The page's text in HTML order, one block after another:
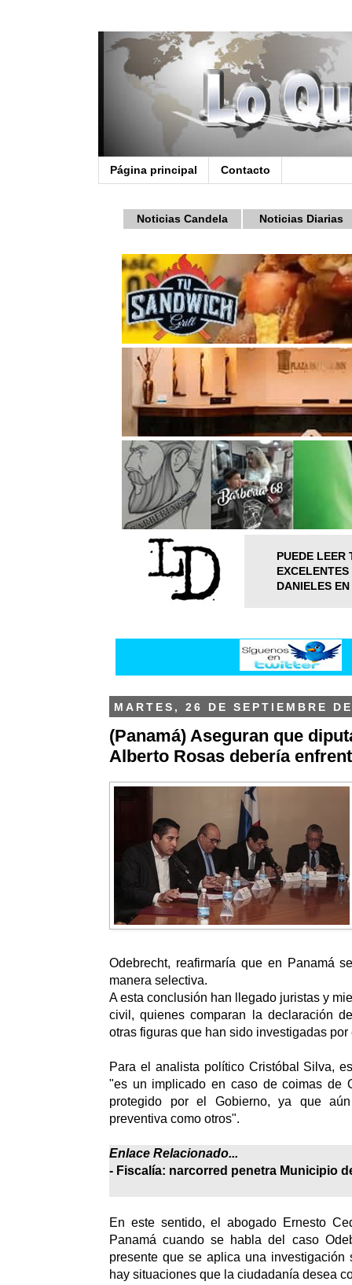
Página principal Contacto
Noticias Candela Noticias Diarias
PUEDE LEER
DANIELES
MARTES, 26 DE SEPTIEMBRE
(Panamá) Aseguran que
Alberto Rosas debería
Odebrecht, reafirmaría que en Panamá
manera selectiva.
A esta conclusión han llegado juristas y
civil, quienes comparan la declaración
otras figuras que han sido investigadas
Para el analista político Cristóbal Silva,
"es un implicado en caso de coimas de
protegido por el Gobierno, ya que
preventiva como otros".
Enlace Relacionado...
- Fiscalía: narcorred penetra Municipio
En este sentido, el abogado Ernesto
Panamá cuando se habla del caso
presente que se aplica una investigación
hay situaciones que la ciudadanía desea